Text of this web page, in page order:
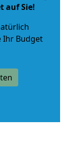
auf Sie!
Ihr Budget